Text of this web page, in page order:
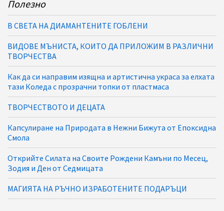
Полезно
В СВЕТА НА ДИАМАНТЕНИТЕ ГОБЛЕНИ
ВИДОВЕ МЪНИСТА, КОИТО ДА ПРИЛОЖИМ В РАЗЛИЧНИ
ТВОРЧЕСТВА
Как да си направим изящна и артистична украса за елхата
тази Коледа с прозрачни топки от пластмаса
ТВОРЧЕСТВОТО И ДЕЦАТА
Капсулиране на Природата в Нежни Бижута от Епоксидна
Смола
Открийте Силата на Своите Рождени Камъни по Месец,
Зодия и Ден от Седмицата
МАГИЯТА НА РЪЧНО ИЗРАБОТЕНИТЕ ПОДАРЪЦИ